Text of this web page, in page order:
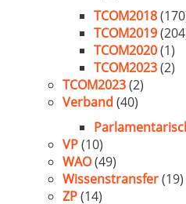
TCOM2018
TCOM2019
TCOM2020(1)
TCOM2023(2)
TCOM2023(2)
Verband (40)
VP(10)
WAO(49)
Wissenstransfer(19)
ZP(14)